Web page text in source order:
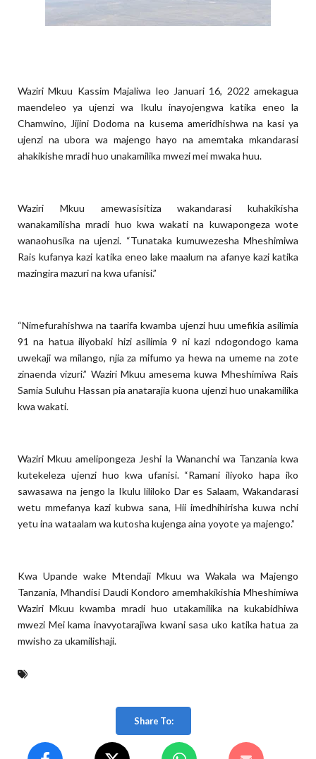
Waziri Mkuu Kassim Majaliwa leo Januari 16, 2022 amekagua
maendeleo ya ujenzi wa Ikulu inayojengwa katika eneo la
Chamwino, Jijini Dodoma na kusema ameridhishwa na kasi ya
ujenzi na ubora wa majengo hayo na amemtaka mkandarasi
ahakikishe mradi huo unakamilika mwezi mei mwaka huu.
Waziri Mkuu amewasisitiza wakandarasi kuhakikisha
wanakamilisha mradi huo kwa wakati na kuwapongeza wote
wanaohusika na ujenzi. “Tunataka kumuwezesha Mheshimiwa
Rais kufanya kazi katika eneo lake maalum na afanye kazi katika
mazingira mazuri na kwa ufanisi.”
“Nimefurahishwa na taarifa kwamba ujenzi huu umefikia asilimia
91 na hatua iliyobaki hizi asilimia 9 ni kazi ndogondogo kama
uwekaji wa milango, njia za mifumo ya hewa na umeme na zote
zinaenda vizuri.” Waziri Mkuu amesema kuwa Mheshimiwa Rais
Samia Suluhu Hassan pia anatarajia kuona ujenzi huo unakamilika
kwa wakati.
Waziri Mkuu amelipongeza Jeshi la Wananchi wa Tanzania kwa
kutekeleza ujenzi huo kwa ufanisi. “Ramani iliyoko hapa iko
sawasawa na jengo la Ikulu lililoko Dar es Salaam, Wakandarasi
wetu mmefanya kazi kubwa sana, Hii imedhihirisha kuwa nchi
yetu ina wataalam wa kutosha kujenga aina yoyote ya majengo.”
Kwa Upande wake Mtendaji Mkuu wa Wakala wa Majengo
Tanzania, Mhandisi Daudi Kondoro amemhakikishia Mheshimiwa
Waziri Mkuu kwamba mradi huo utakamilika na kukabidhiwa
mwezi Mei kama inavyotarajiwa kwani sasa uko katika hatua za
mwisho za ukamilishaji.
Share To: